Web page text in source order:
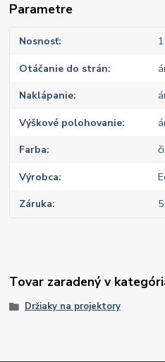
Parametre
Nosnosť
Otáčanie do strán
Naklápanie
Výškové polohovanie
Farba
Výrobca
Záruka
Tovar zaradený v
Držiaky na projektory